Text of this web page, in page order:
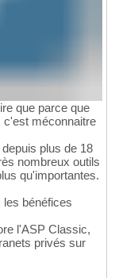
que parce que
c'est méconnaitre
plus de 18
nombreux outils
qu'importantes.
les bénéfices
l'ASP Classic,
privés sur